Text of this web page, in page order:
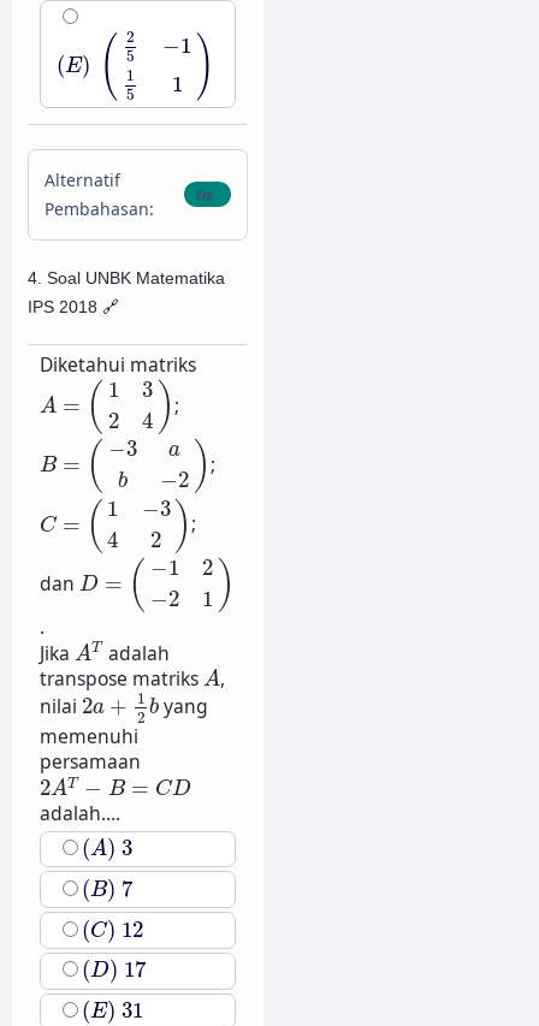
(E) (
2
5
−1
1
5
1 )
E) 5 − 1 )
Alternatif
Pembahasan:
4. Soal UNBK Matematika
IPS 2018 🔗
Diketahui matriks
A = ( 1
3
2
4 )
A=(1324 )
;
B = ( −3
a
b
−2 )
3ab− 2)
;
C = ( 1 −3
4
2 )
−34
;
dan D = ( −1
2
−2 1 )
D= (− 12−2 )
.
Jika AT
AT adalah
transpose matriks A
A,
nilai 2a +
1
2 b
2a+12byang
memenuhi
persamaan
2AT − B = CD
2AT−B=CD
adalah....
(A) 3
(A)3
(B) 7
(B)7
(C) 12
(C)12
(D) 17
(D)17
(E) 31
(E)31